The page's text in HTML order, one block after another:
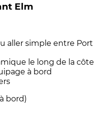
Elm
aller simple entre Port
le long de la côte
à bord
bord)